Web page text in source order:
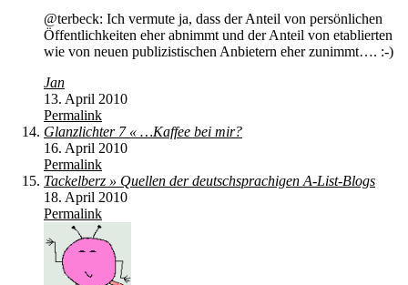
@terbeck: Ich vermute ja, dass der Anteil von persönlichen
Öffentlichkeiten eher abnimmt und der Anteil von etablierten
wie von neuen publizistischen Anbietern eher zunimmt…. :-)
Jan
13. April 2010
Permalink
Glanzlichter 7 « …Kaffee bei mir?
16. April 2010
Permalink
Tackelberz » Quellen der deutschsprachigen A-List-Blogs
18. April 2010
Permalink